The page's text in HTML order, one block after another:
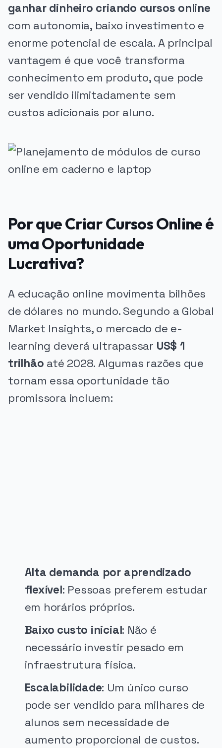
ganhar dinheiro criando cursos online
com autonomia, baixo investimento e
enorme potencial de escala. A principal
vantagem é que você transforma
conhecimento em produto, que pode
ser vendido ilimitadamente sem
custos adicionais por aluno.
Por que Criar Cursos Online é
uma Oportunidade
Lucrativa?
A educação online movimenta bilhões
de dólares no mundo. Segundo a Global
Market Insights, o mercado de e-
learning deverá ultrapassar US$ 1
trilhão até 2028. Algumas razões que
tornam essa oportunidade tão
promissora incluem:
Alta demanda por aprendizado
flexível: Pessoas preferem estudar
em horários próprios.
Baixo custo inicial: Não é
necessário investir pesado em
infraestrutura física.
Escalabilidade: Um único curso
pode ser vendido para milhares de
alunos sem necessidade de
aumento proporcional de custos.